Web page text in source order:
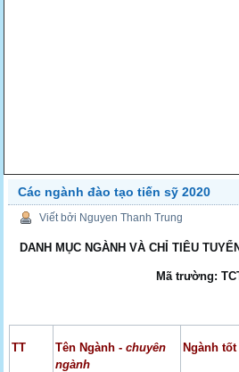
Các ngành đào tạo tiến sỹ 2020
Viết bởi Nguyen Thanh Trung
DANH MỤC NGÀNH VÀ CHỈ TIÊU
Mã trường:
TT Tên Ngành -chuyên
ngành
Ngành